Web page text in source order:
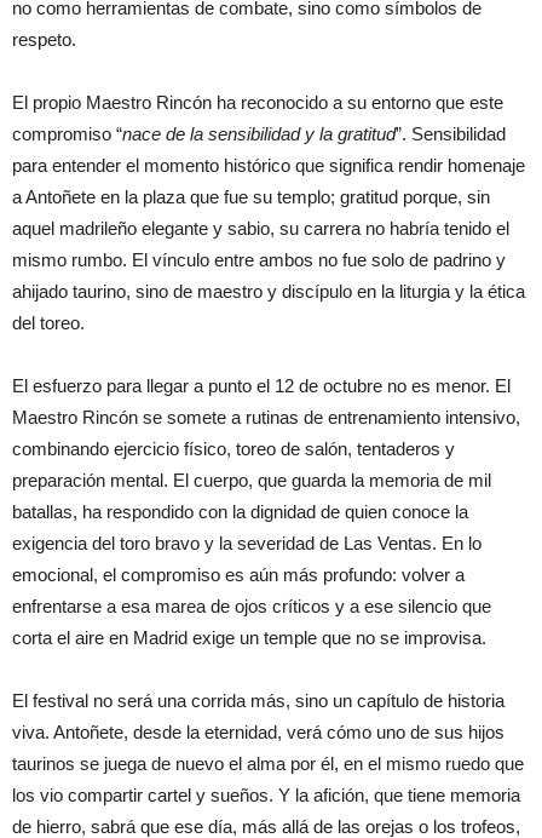
no como herramientas de combate, sino como símbolos de
respeto.
El propio Maestro Rincón ha reconocido a su entorno que este
compromiso “nace de la sensibilidad y la gratitud”. Sensibilidad
para entender el momento histórico que significa rendir homenaje
a Antoñete en la plaza que fue su templo; gratitud porque, sin
aquel madrileño elegante y sabio, su carrera no habría tenido el
mismo rumbo. El vínculo entre ambos no fue solo de padrino y
ahijado taurino, sino de maestro y discípulo en la liturgia y la ética
del toreo.
El esfuerzo para llegar a punto el 12 de octubre no es menor. El
Maestro Rincón se somete a rutinas de entrenamiento intensivo,
combinando ejercicio físico, toreo de salón, tentaderos y
preparación mental. El cuerpo, que guarda la memoria de mil
batallas, ha respondido con la dignidad de quien conoce la
exigencia del toro bravo y la severidad de Las Ventas. En lo
emocional, el compromiso es aún más profundo: volver a
enfrentarse a esa marea de ojos críticos y a ese silencio que
corta el aire en Madrid exige un temple que no se improvisa.
El festival no será una corrida más, sino un capítulo de historia
viva. Antoñete, desde la eternidad, verá cómo uno de sus hijos
taurinos se juega de nuevo el alma por él, en el mismo ruedo que
los vio compartir cartel y sueños. Y la afición, que tiene memoria
de hierro, sabrá que ese día, más allá de las orejas o los trofeos,